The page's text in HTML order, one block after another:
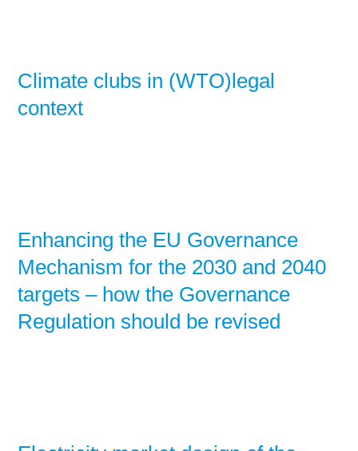
Climate clubs in (WTO)legal
context
Enhancing the EU Governance
Mechanism for the 2030 and 2040
targets – how the Governance
Regulation should be revised